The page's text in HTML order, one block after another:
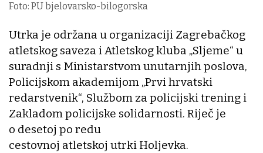
Foto: PU bjelovarsko-bilogorska
Utrka je održana u organizaciji Zagrebačkog
atletskog saveza i Atletskog kluba „Sljeme“ u
suradnji s Ministarstvom unutarnjih poslova,
Policijskom akademijom „Prvi hrvatski
redarstvenik“, Službom za policijski trening i
Zakladom policijske solidarnosti. Riječ je
o desetoj po redu
cestovnoj atletskoj utrki Holjevka.